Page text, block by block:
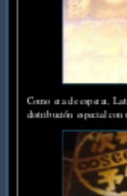
Como era de esperar,
distribución especial